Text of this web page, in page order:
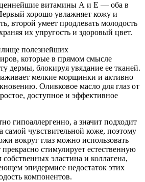
ценнейшие витамины А и Е — оба в
хорошо увлажняет кожу и
второй умеет продлевать молодость
их упругость и здоровый цвет.
полезнейших
которые в прямом смысле
дермы, блокируя увядание ее тканей.
мелкие морщинки и активно
Оливковое масло для глаз от
доступное и эффективное
гипоаллергенно, а значит подходит
самой чувствительной коже, поэтому
вокруг глаз можно использовать
стимулирует естественную
эластина и коллагена,
эпидермисе недостаток этих
компонентов.